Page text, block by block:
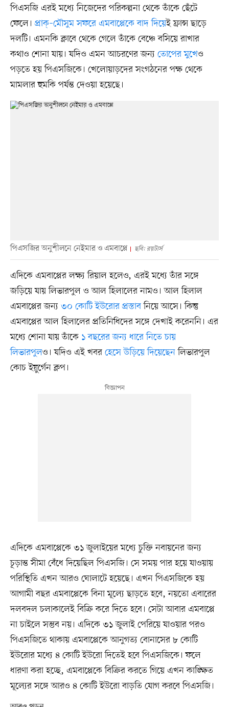
পিএসজি এরই মধ্যে নিজেদের পরিকল্পনা থেকে তাঁকে ছেঁটে
ফেলে। প্রাক্–মৌসুম সফরে এমবাপ্পেকে বাদ দিয়েই ফ্রান্স ছাড়ে
দলটি। এমনকি ক্লাবে থেকে গেলে তাঁকে বেঞ্চে বসিয়ে রাখার
কথাও শোনা যায়। যদিও এমন আচরণের জন্য তোপের মুখেও
পড়তে হয় পিএসজিকে। খেলোয়াড়দের সংগঠনের পক্ষ থেকে
মামলার হুমকি পর্যন্ত দেওয়া হয়েছে।
পিএসজির অনুশীলনে নেইমার ও এমবাপ্পে ছবি: রয়টার্স
এদিকে এমবাপ্পের লক্ষ্য রিয়াল হলেও, এরই মধ্যে তাঁর সঙ্গে
জড়িয়ে যায় লিভারপুল ও আল হিলালের নামও। আল হিলাল
এমবাপ্পের জন্য৩০ কোটি ইউরোর প্রস্তাবনিয়ে আসে। কিন্তু
এমবাপ্পের আল হিলালের প্রতিনিধিদের সঙ্গে দেখাই করেননি। এর
মধ্যে শোনা যায় তাঁকে১ বছরের জন্য ধারে নিতে চায়
লিভারপুলও। যদিও এই খবর হেসে উড়িয়ে দিয়েছেনলিভারপুল
কোচ ইয়ুর্গেন ক্লপ।
এদিকে এমবাপ্পেকে ৩১ জুলাইয়ের মধ্যে চুক্তি নবায়নের জন্য
চূড়ান্ত সীমা বেঁধে দিয়েছিল পিএসজি। সে সময় পার হয়ে যাওয়ায়
পরিস্থিতি এখন আরও ঘোলাটে হয়েছে। এখন পিএসজিকে হয়
আগামী বছর এমবাপ্পেকে বিনা মূল্যে ছাড়তে হবে, নয়তো এবারের
দলবদল চলাকালেই বিক্রি করে দিতে হবে। সেটা আবার এমবাপ্পে
না চাইলে সম্ভব নয়। এদিকে ৩১ জুলাই পেরিয়ে যাওয়ার পরও
পিএসজিতে থাকায় এমবাপ্পেকে আনুগত্য বোনাসের ৮ কোটি
ইউরোর মধ্যে ৪ কোটি ইউরো দিতেই হবে পিএসজিকে। ফলে
ধারণা করা হচ্ছে, এমবাপ্পেকে বিক্রির করতে গিয়ে এখন কাঙ্ক্ষিত
মূল্যের সঙ্গে আরও ৪ কোটি ইউরো বাড়তি যোগ করবে পিএসজি।